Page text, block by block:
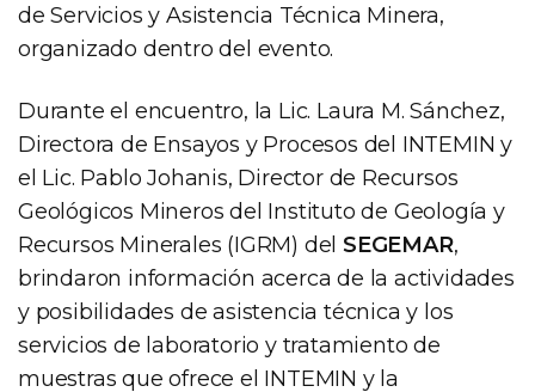
de Servicios y Asistencia Técnica Minera,
organizado dentro del evento.
Durante el encuentro, la Lic. Laura M. Sánchez,
Directora de Ensayos y Procesos del INTEMIN y
el Lic. Pablo Johanis, Director de Recursos
Geológicos Mineros del Instituto de Geología y
Recursos Minerales (IGRM) delSEGEMAR,
brindaron información acerca de la actividades
y posibilidades de asistencia técnica y los
servicios de laboratorio y tratamiento de
muestras que ofrece el INTEMIN y la